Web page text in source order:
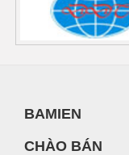
BAMIEN
CHÀO BÁN